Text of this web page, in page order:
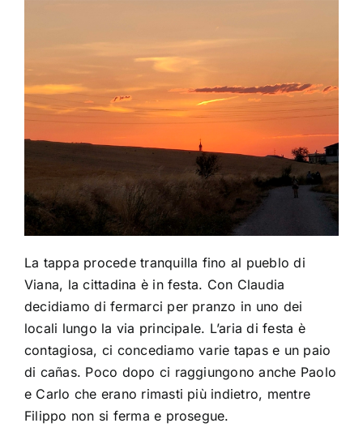
La tappa procede tranquilla fino al pueblo di
Viana, la cittadina è in festa. Con Claudia
decidiamo di fermarci per pranzo in uno dei
locali lungo la via principale. L’aria di festa è
contagiosa, ci concediamo varie tapas e un paio
di cañas. Poco dopo ci raggiungono anche Paolo
e Carlo che erano rimasti più indietro, mentre
Filippo non si ferma e prosegue.